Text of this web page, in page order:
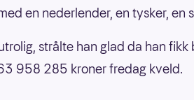
en nederlender, en tysker, en
strålte han glad da han
958 285 kroner fredag kveld.